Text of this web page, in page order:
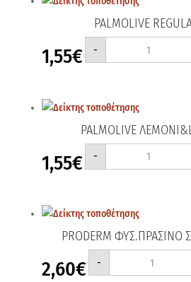
PALMOLIVE
1,55€ -
PALMOLIVE
750ml
PALMOLIVE
1,55€ -
PALMOLIVE
ΛΕΜΟΝΙ&LIME
750ml
PRODERM ΦΥΣ.ΠΡΑΣΙΝΟ
2,60€ -
PRODERM
ΦΥΣ.ΠΡΑΣΙΝΟ
ΣΑΠΟΥΝΙ